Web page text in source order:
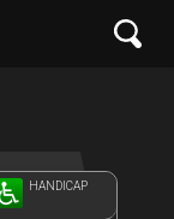
HANDICAP